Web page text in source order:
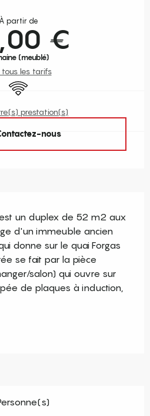
À partir de
€
(meublé)
tous les tarifs
WiFi
prestation(s)
nous
un duplex de 52 m2 aux
d'un immeuble ancien
donne sur le quai Forgas
se fait par la pièce
salon) qui ouvre sur
de plaques à induction,